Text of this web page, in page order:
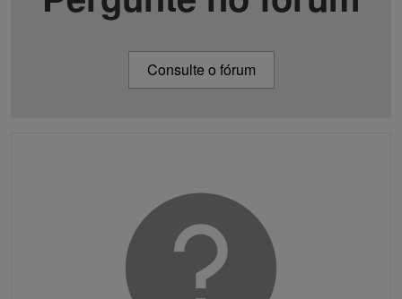
Consulte o fórum